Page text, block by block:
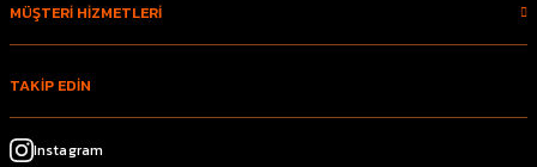
MÜŞTERİ HİZMETLERİ
TAKİP EDİN
Instagram